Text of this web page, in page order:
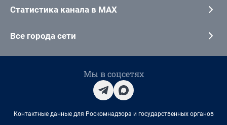
Статистика канала в MAX
Все города сети
Мы в соцсетях
Контактные данные для Роскомнадзора и государственных органов